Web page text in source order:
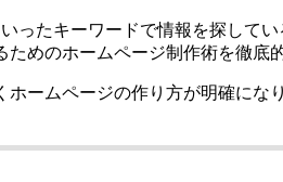
ったキーワードで情報を探して
めのホームページ制作術を徹底
ームページの作り方が明確にな